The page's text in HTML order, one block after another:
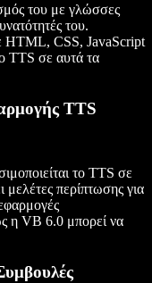
του με γλώσσες
του.
HTML, CSS, JavaScript
TTS σε αυτά τα
TTS
το TTS σε
μελέτες περίπτωσης για
η VB 6.0 μπορεί να